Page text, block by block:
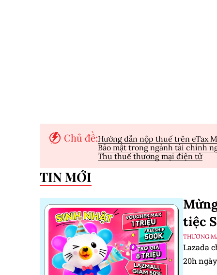
Chủ đề:Hướng dẫn nộp thuế trên eTax
Bảo mật trong ngành tài chính
Thu thuế thương mại điện tử
TIN MỚI
tiệc
THƯƠNG
Lazada
20h